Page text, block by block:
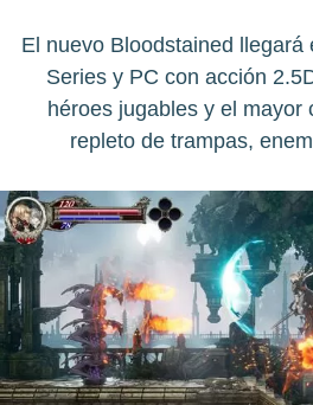
El nuevo Bloodstained llegará
Series y PC con acción
héroes jugables y el mayor
repleto de trampas,